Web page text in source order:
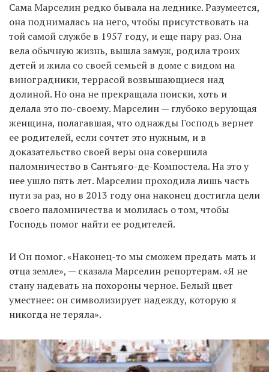
Сама Марселин редко бывала на леднике. Разумеется,
она поднималась на него, чтобы присутствовать на
той самой службе в 1957 году, и еще пару раз. Она
вела обычную жизнь, вышла замуж, родила троих
детей и жила со своей семьей в доме с видом на
виноградники, террасой возвышающиеся над
долиной. Но она не прекращала поиски, хоть и
делала это по-своему. Марселин — глубоко верующая
женщина, полагавшая, что однажды Господь вернет
ее родителей, если сочтет это нужным, и в
доказательство своей веры она совершила
паломничество в Сантьяго-де-Компостела. На это у
нее ушло пять лет. Марселин проходила лишь часть
пути за раз, но в 2013 году она наконец достигла цели
своего паломничества и молилась о том, чтобы
Господь помог найти ее родителей.
И Он помог. «Наконец-то мы сможем предать мать и
отца земле», — сказала Марселин репортерам. «Я не
стану надевать на похороны черное. Белый цвет
уместнее: он символизирует надежду, которую я
никогда не теряла».